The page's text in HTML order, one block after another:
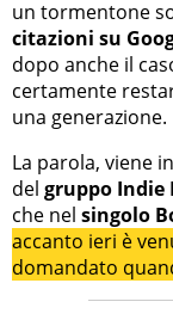
un tormentone
citazioni su
dopo anche il
certamente
una generazione.
La parola, viene
del gruppo Indie
che nel singolo
accanto ieri è
domandato